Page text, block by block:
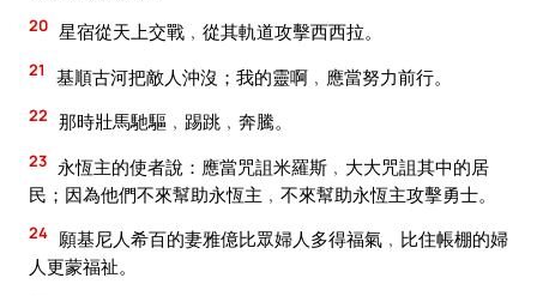
20 星宿從天上交戰﹐從其軌道攻擊西西拉。
21 基順古河把敵人沖沒；我的靈啊﹐應當努力前行。
22 那時壯馬馳驅﹐踢跳﹐奔騰。
23 永恆主的使者說：應當咒詛米羅斯﹐大大咒詛其中的居
民；因為他們不來幫助永恆主﹐不來幫助永恆主攻擊勇士。
24 願基尼人希百的妻雅億比眾婦人多得福氣﹐比住帳棚的婦
人更蒙福祉。